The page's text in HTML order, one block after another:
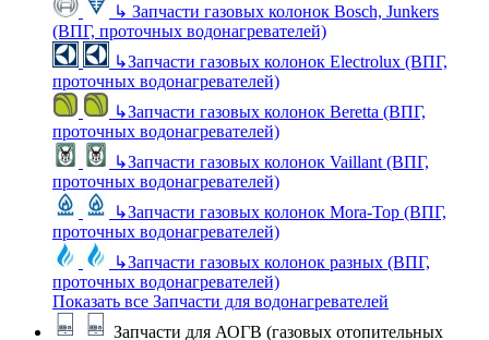
↳ Запчасти газовых колонок Bosch, Junkers
(ВПГ, проточных водонагревателей)
↳Запчасти газовых колонок Electrolux (ВПГ,
проточных водонагревателей)
↳Запчасти газовых колонок Beretta (ВПГ,
проточных водонагревателей)
↳Запчасти газовых колонок Vaillant (ВПГ,
проточных водонагревателей)
↳Запчасти газовых колонок Mora-Top (ВПГ,
проточных водонагревателей)
↳Запчасти газовых колонок разных (ВПГ,
проточных водонагревателей)
Показать все Запчасти для водонагревателей
Запчасти для АОГВ (газовых отопительных